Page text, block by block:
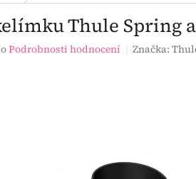
Thule Spring
Podrobnosti hodnocení Značka: